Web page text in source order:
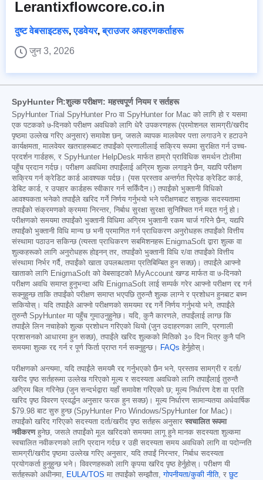
Lerantixflowcore.co.in
दुष्ट वेबसाइटहरू,एडवेयर,ब्राउजर अपहरणकर्ताहरू
जुन 3, 2026
SpyHunter नि:शुल्क परीक्षण: महत्त्वपूर्ण नियम र सर्तहरू
SpyHunter Trial SpyHunter Pro वा SpyHunter for Mac को लागि हो र यसमा
एक पटकको ७-दिनको परीक्षण अवधिको लागि धेरै उपकरणहरू (प्रमोशनल सामग्री/खरीद
पृष्ठमा उल्लेख गरिए अनुसार) समावेश छन्, जसले व्यापक मालवेयर पत्ता लगाउने र हटाउने
कार्यक्षमता, मालवेयर खतराहरूबाट तपाईंको प्रणालीलाई सक्रिय रूपमा सुरक्षित गर्न उच्च-
प्रदर्शन गार्डहरू, र SpyHunter HelpDesk मार्फत हाम्रो प्राविधिक समर्थन टोलीमा
पहुँच प्रदान गर्दछ। परीक्षण अवधिमा तपाईंलाई अग्रिम शुल्क लगाइने छैन, यद्यपि परीक्षण
सक्रिय गर्न क्रेडिट कार्ड आवश्यक पर्दछ। (यस प्रस्ताव अन्तर्गत प्रिपेड क्रेडिट कार्ड,
डेबिट कार्ड, र उपहार कार्डहरू स्वीकार गर्न सकिँदैन।) तपाईंको भुक्तानी विधिको
आवश्यकता भनेको तपाईंले खरिद गर्ने निर्णय गर्नुभयो भने परीक्षणबाट सशुल्क सदस्यतामा
तपाईंको संक्रमणको क्रममा निरन्तर, निर्बाध सुरक्षा सुरक्षा सुनिश्चित गर्न मद्दत गर्नु हो।
परीक्षणको समयमा तपाईंको भुक्तानी विधिमा अग्रिम भुक्तानी रकम चार्ज गरिने छैन, यद्यपि
तपाईंको भुक्तानी विधि मान्य छ भनी प्रमाणित गर्न प्राधिकरण अनुरोधहरू तपाईंको वित्तीय
संस्थामा पठाउन सकिन्छ (त्यस्ता प्राधिकरण सबमिशनहरू EnigmaSoft द्वारा शुल्क वा
शुल्कहरूको लागि अनुरोधहरू होइनन् तर, तपाईंको भुक्तानी विधि र/वा तपाईंको वित्तीय
संस्थामा निर्भर गर्दै, तपाईंको खाता उपलब्धतामा प्रतिबिम्बित हुन सक्छ)। तपाईंले आफ्नो
खाताको लागि EnigmaSoft को वेबसाइटको MyAccount खण्ड मार्फत वा ७-दिनको
परीक्षण अवधि समाप्त हुनुभन्दा अघि EnigmaSoft लाई सम्पर्क गरेर आफ्नो परीक्षण रद्द गर्न
सक्नुहुन्छ ताकि तपाईंको परीक्षण समाप्त भएपछि तुरुन्तै शुल्क लाग्ने र प्रशोधन हुनबाट बच्न
सकियोस्। यदि तपाईंले आफ्नो परीक्षणको समयमा रद्द गर्ने निर्णय गर्नुभयो भने, तपाईंले
तुरुन्तै SpyHunter मा पहुँच गुमाउनुहुनेछ। यदि, कुनै कारणले, तपाईंलाई लाग्छ कि
तपाईंले लिन नचाहेको शुल्क प्रशोधन गरिएको थियो (जुन उदाहरणका लागि, प्रणाली
प्रशासनको आधारमा हुन सक्छ), तपाईंले खरिद शुल्कको मितिको ३० दिन भित्र कुनै पनि
समयमा शुल्क रद्द गर्न र पूर्ण फिर्ता प्राप्त गर्न सक्नुहुन्छ।
FAQs हेर्नुहोस्।
परीक्षणको अन्त्यमा, यदि तपाईंले समयमै रद्द गर्नुभएको छैन भने, प्रस्ताव सामग्री र दर्ता/
खरीद पृष्ठ सर्तहरूमा उल्लेख गरिएको मूल्य र सदस्यता अवधिको लागि तपाईंलाई तुरुन्तै
अग्रिम बिल गरिनेछ (जुन सन्दर्भद्वारा यहाँ समावेश गरिएको छ; मूल्य निर्धारण देश वा प्रति
खरिद पृष्ठ विवरण प्रवर्द्धन अनुसार फरक हुन सक्छ)। मूल्य निर्धारण सामान्यतया अर्धवार्षिक
$79.98 बाट सुरु हुन्छ (SpyHunter Pro Windows/SpyHunter for Mac)।
तपाईंको खरिद गरिएको सदस्यता दर्ता/खरीद पृष्ठ सर्तहरू अनुसार स्वचालित रूपमा
नवीकरणहुनेछ, जसले तपाईंको मूल खरिदको समयमा लागू हुने मानक सदस्यता शुल्कमा
स्वचालित नवीकरणको लागि प्रदान गर्दछ र उही सदस्यता समय अवधिको लागि वा पदोन्नति
सामग्री/खरीद पृष्ठमा उल्लेख गरिए अनुसार, यदि तपाईं निरन्तर, निर्बाध सदस्यता
प्रयोगकर्ता हुनुहुन्छ भने। विवरणहरूको लागि कृपया खरिद पृष्ठ हेर्नुहोस्। परीक्षण यी
सर्तहरूको अधीनमा, EULA/TOS मा तपाईंको सम्झौता,गोपनीयता/कुकी नीति, रछुट